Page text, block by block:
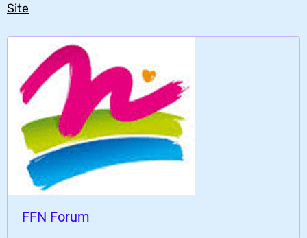
Site
FFN Forum